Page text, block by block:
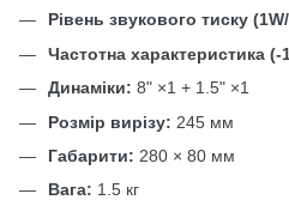
Рівень звукового тиску
Частотна характеристика (-
Динаміки: 8" ×1 + 1.5" ×1
Розмір вирізу: 245 мм
Габарити: 280 × 80 мм
Вага: 1.5 кг